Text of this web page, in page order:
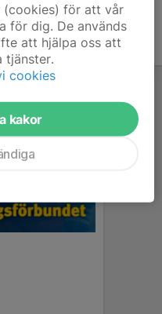
(cookies) för att vår
för dig. De används
att hjälpa oss att
tjänster.
cookies
kakor